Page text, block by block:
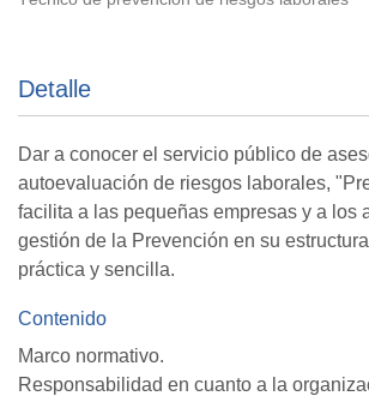
Detalle
Dar a conocer el servicio público de
autoevaluación de riesgos laborales,
facilita a las pequeñas empresas y a los
gestión de la Prevención en su
práctica y sencilla.
Contenido
Marco normativo.
Responsabilidad en cuanto a la